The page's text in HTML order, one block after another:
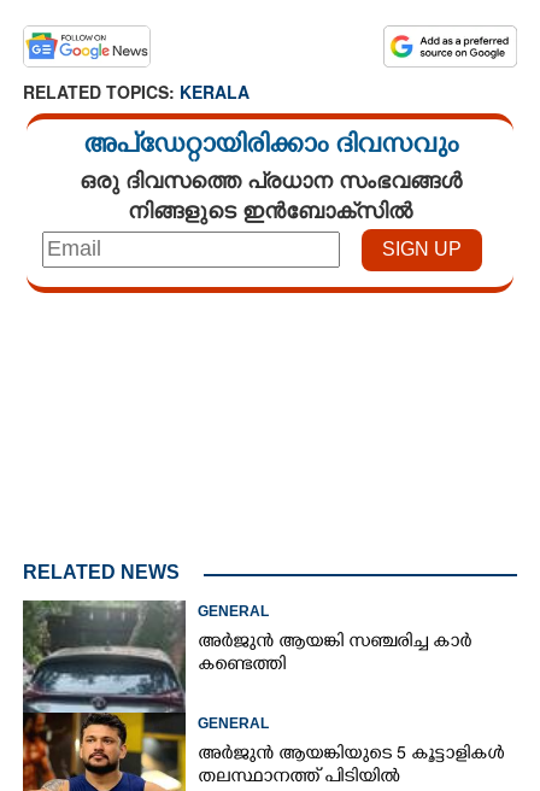
RELATED TOPICS: KERALA
അപ്ഡേറ്റായിരിക്കാം ദിവസവും
ഒരു ദിവസത്തെ പ്രധാന സംഭവങ്ങൾ
നിങ്ങളുടെ ഇൻബോക്സിൽ
RELATED NEWS
GENERAL
അർജുൻ ആയങ്കി സഞ്ചരിച്ച കാർ
കണ്ടെത്തി
GENERAL
അർജുൻ ആയങ്കിയുടെ 5 കൂട്ടാളികൾ
തലസ്ഥാനത്ത് പിടിയിൽ